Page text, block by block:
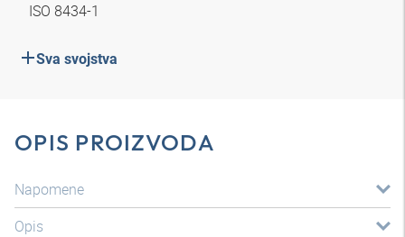
ISO 8434-1
Sva svojstva
OPIS PROIZVODA
Napomene
Opis